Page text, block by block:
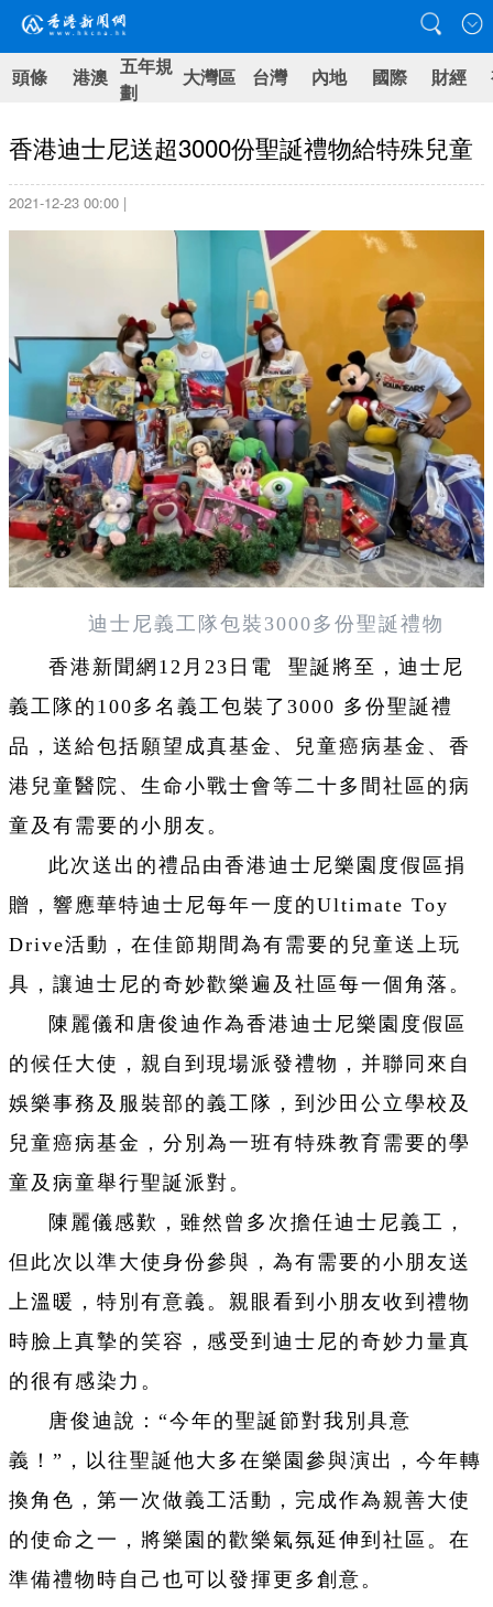
頭條 港澳 五年規
劃
大灣區 台灣 內地 國際 財經
香港迪士尼送超3000份聖誕禮物給特殊兒童
2021-12-23 00:00 |
迪士尼義工隊包裝3000多份聖誕禮物
香港新聞網12月23日電 聖誕將至，迪士尼
義工隊的100多名義工包裝了3000 多份聖誕禮
品，送給包括願望成真基金、兒童癌病基金、香
港兒童醫院、生命小戰士會等二十多間社區的病
童及有需要的小朋友。
此次送出的禮品由香港迪士尼樂園度假區捐
贈，響應華特迪士尼每年一度的Ultimate Toy
Drive活動，在佳節期間為有需要的兒童送上玩
具，讓迪士尼的奇妙歡樂遍及社區每一個角落。
陳麗儀和唐俊迪作為香港迪士尼樂園度假區
的候任大使，親自到現場派發禮物，并聯同來自
娛樂事務及服裝部的義工隊，到沙田公立學校及
兒童癌病基金，分別為一班有特殊教育需要的學
童及病童舉行聖誕派對。
陳麗儀感歎，雖然曾多次擔任迪士尼義工，
但此次以準大使身份參與，為有需要的小朋友送
上溫暖，特別有意義。親眼看到小朋友收到禮物
時臉上真摯的笑容，感受到迪士尼的奇妙力量真
的很有感染力。
唐俊迪說：“今年的聖誕節對我別具意
義！”，以往聖誕他大多在樂園參與演出，今年轉
換角色，第一次做義工活動，完成作為親善大使
的使命之一，將樂園的歡樂氣氛延伸到社區。在
準備禮物時自己也可以發揮更多創意。